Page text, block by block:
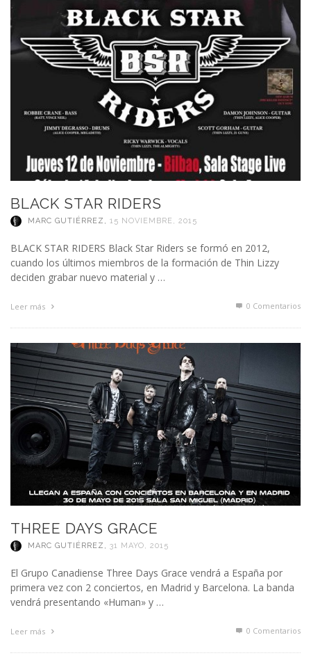
BLACK STAR RIDERS
MARC GUTIÉRREZ , 15 NOVIEMBRE, 2015
BLACK STAR RIDERS Black Star Riders se formó en 2012,
cuando los últimos miembros de la formación de Thin Lizzy
deciden grabar nuevo material y …
Leer más 0 Comentarios
THREE DAYS GRACE
MARC GUTIÉRREZ , 31 MAYO, 2015
El Grupo Canadiense Three Days Grace vendrá a España por
primera vez con 2 conciertos, en Madrid y Barcelona. La banda
vendrá presentando «Human» y …
Leer más 0 Comentarios